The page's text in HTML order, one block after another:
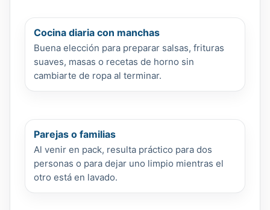
Cocina diaria con manchas
Buena elección para preparar salsas, frituras
suaves, masas o recetas de horno sin
cambiarte de ropa al terminar.
Parejas o familias
Al venir en pack, resulta práctico para dos
personas o para dejar uno limpio mientras el
otro está en lavado.